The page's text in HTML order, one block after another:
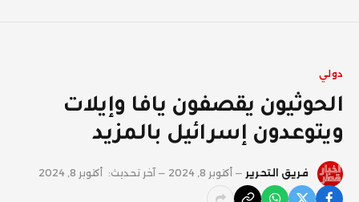
دولي
الحوثيون يقصفون يافا وإيلات
ويتوعدون إسرائيل بالمزيد
فريق التحرير أكتوبر 8, 2024 آخر تحديث: أكتوبر 8, 2024